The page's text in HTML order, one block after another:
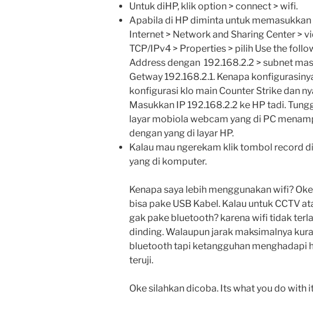
Untuk diHP, klik option > connect > wifi.
Apabila di HP diminta untuk
Internet > Network and Sharing Center >
TCP/IPv4 > Properties > pilih Use the
Address dengan 192.168.2.2 > subnet
Getway 192.168.2.1. Kenapa
konfigurasi klo main Counter Strike dan
Masukkan IP 192.168.2.2 ke HP tadi.
layar mobiola webcam yang di PC
dengan yang di layar HP.
Kalau mau ngerekam klik tombol record
yang di komputer.
Kenapa saya lebih menggunakan wifi?
bisa pake USB Kabel. Kalau untuk CCTV
gak pake bluetooth? karena wifi tidak
dinding. Walaupun jarak maksimalnya
bluetooth tapi ketangguhan menghadapi
teruji.
Oke silahkan dicoba. Its what you do with